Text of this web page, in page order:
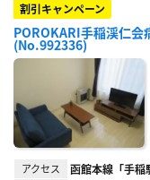
割引キャンペーン
POROKARI手稲渓仁
(No.992336)
アクセス 函館本線「手稲